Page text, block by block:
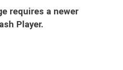
requires a newer
Player.